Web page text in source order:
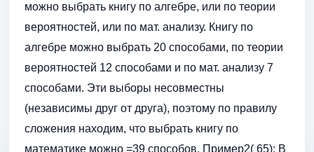
можно выбрать книгу по алгебре, или по теории
вероятностей, или по мат. анализу. Книгу по
алгебре можно выбрать 20 способами, по теории
вероятностей 12 способами и по мат. анализу 7
способами. Эти выборы несовместны
(независимы друг от друга), поэтому по правилу
сложения находим, что выбрать книгу по
математике можно =39 способов. Пример2( 65): В